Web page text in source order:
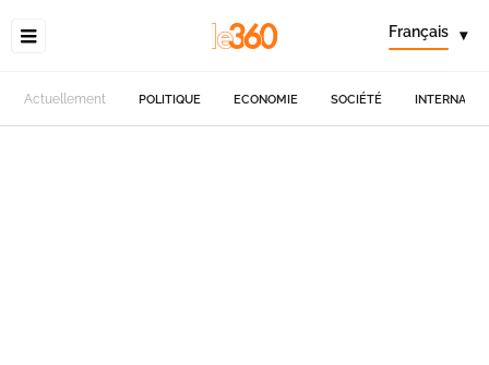
Français ▾
Actuellement POLITIQUE ECONOMIE SOCIÉTÉ